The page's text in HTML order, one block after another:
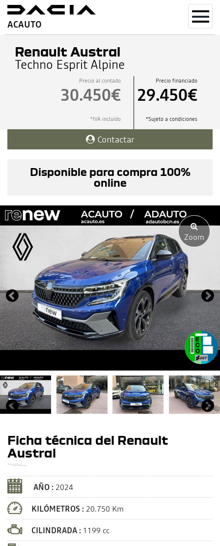
ACAUTO
Renault Austral
Techno Esprit Alpine
Precio al contado
30.450€
*IVA incluido
Precio financiado
29.450€
*Sujeto a condiciones
Contactar
Disponible para compra 100%
online
Zoom
Ficha técnica del Renault
Austral
AÑO : 2024
KILÓMETROS : 20.750 Km
CILINDRADA : 1199 cc